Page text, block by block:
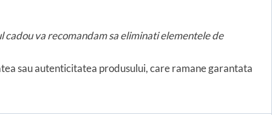
va recomandam sa eliminati elementele de
sau autenticitatea produsului, care ramane garantata